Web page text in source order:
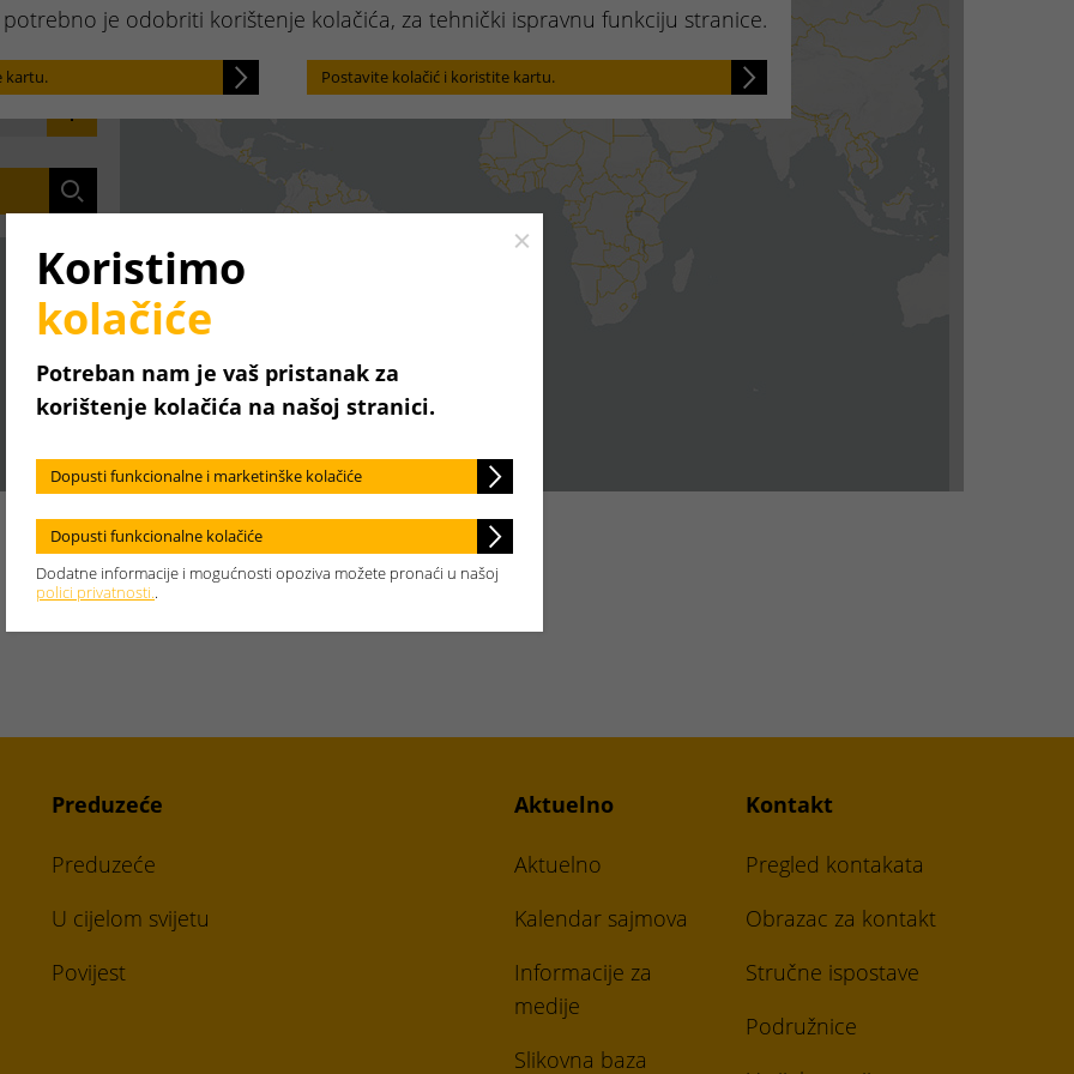
je odobriti korištenje kolačića, za tehnički ispravnu funkciju stranice.
kartu. Postavite kolačić i koristite kartu.
Locate
Preduzeće
Preduzeće
U cijelom svijetu
Povijest
Aktuelno
Aktuelno
Kalendar sajmova
Informacije za
medije
Slikovna baza
Kontakt
Pregled kontakata
Obrazac za kontakt
Stručne ispostave
Podružnice
Close
Koristimo
kolačiće
Potreban nam je vaš pristanak za
korištenje kolačića na našoj stranici.
Dopusti funkcionalne i marketinške kolačiće
Dopusti funkcionalne kolačiće
Dodatne informacije i mogućnosti opoziva možete pronaći u našoj
polici privatnosti..